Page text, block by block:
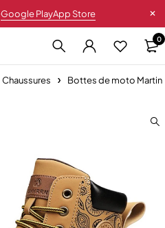
Google PlayApp Store
0
Chaussures
Bottes de moto Martin